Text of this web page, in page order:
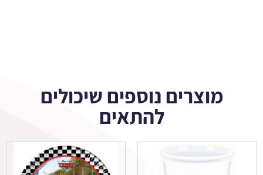
מוצרים נוספים שיכולים
להתאים